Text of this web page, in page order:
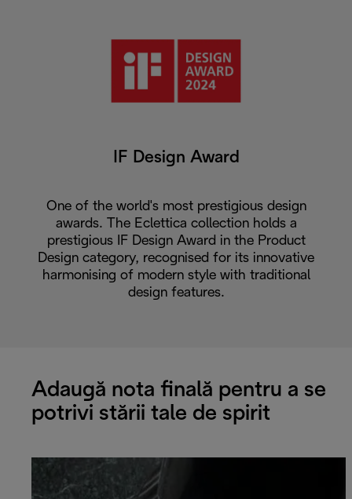
IF Design Award
One of the world's most prestigious design
awards. The Eclettica collection holds a
prestigious IF Design Award in the Product
Design category, recognised for its innovative
harmonising of modern style with traditional
design features.
Adaugă nota finală pentru a se
potrivi stării tale de spirit